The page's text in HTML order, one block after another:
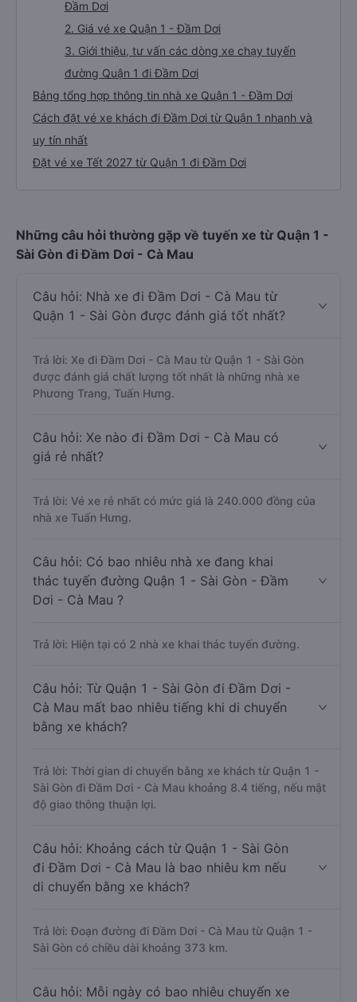
Đầm Dơi
2. Giá vé xe Quận 1 - Đầm Dơi
3. Giới thiệu, tư vấn các dòng xe chạy tuyến
đường Quận 1 đi Đầm Dơi
Bảng tổng hợp thông tin nhà xe Quận 1 - Đầm Dơi
Cách đặt vé xe khách đi Đầm Dơi từ Quận 1 nhanh và
uy tín nhất
Đặt vé xe Tết 2027 từ Quận 1 đi Đầm Dơi
Những câu hỏi thường gặp về tuyến xe từ Quận 1 -
Sài Gòn đi Đầm Dơi - Cà Mau
Câu hỏi: Nhà xe đi Đầm Dơi - Cà Mau từ
Quận 1 - Sài Gòn được đánh giá tốt nhất?
Trả lời: Xe đi Đầm Dơi - Cà Mau từ Quận 1 - Sài Gòn
được đánh giá chất lượng tốt nhất là những nhà xe
Phương Trang, Tuấn Hưng.
Câu hỏi: Xe nào đi Đầm Dơi - Cà Mau có
giá rẻ nhất?
Trả lời: Vé xe rẻ nhất có mức giá là 240.000 đồng của
nhà xe Tuấn Hưng.
Câu hỏi: Có bao nhiêu nhà xe đang khai
thác tuyến đường Quận 1 - Sài Gòn - Đầm
Dơi - Cà Mau ?
Trả lời: Hiện tại có 2 nhà xe khai thác tuyến đường.
Câu hỏi: Từ Quận 1 - Sài Gòn đi Đầm Dơi -
Cà Mau mất bao nhiêu tiếng khi di chuyển
bằng xe khách?
Trả lời: Thời gian di chuyển bằng xe khách từ Quận 1 -
Sài Gòn đi Đầm Dơi - Cà Mau khoảng 8.4 tiếng, nếu mật
độ giao thông thuận lợi.
Câu hỏi: Khoảng cách từ Quận 1 - Sài Gòn
đi Đầm Dơi - Cà Mau là bao nhiêu km nếu
di chuyển bằng xe khách?
Trả lời: Đoạn đường đi Đầm Dơi - Cà Mau từ Quận 1 -
Sài Gòn có chiều dài khoảng 373 km.
Câu hỏi: Mỗi ngày có bao nhiêu chuyến xe